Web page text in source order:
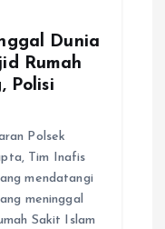
Dunia
Rumah
Polisi
Polsek
Tim Inafis
mendatangi
meninggal
Sakit Islam